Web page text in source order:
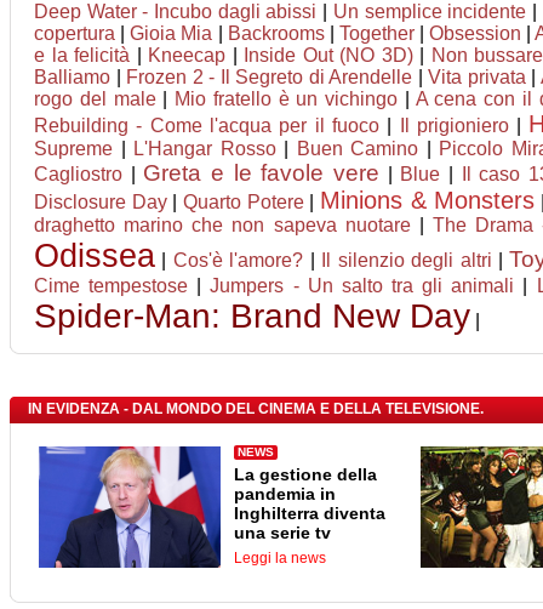
Deep Water - Incubo dagli abissi Un semplice incidente
copertura |Gioia Mia Backrooms| Together|Obsession |
e la felicità
Kneecap Inside Out (NO 3D)|
Non
Balliamo
Frozen 2 - Il Segreto di Arendelle |Vita privata
rogo del male| Mio fratello è un vichingo
A cena con il
Rebuilding - Come l'acqua per il fuoco| Il prigioniero|
Supreme L'Hangar Rosso| Buen Camino
Piccolo
Cagliostro
Greta e le favole vere Blue
Il caso
Disclosure Day|Quarto Potere| Minions & Monsters
draghetto marino che non sapeva nuotare| The Drama
Odissea Cos'è l'amore? Il silenzio degli altri |
Cime tempestose |Jumpers - Un salto tra gli animali
Spider-Man: Brand New Day
IN EVIDENZA - DAL MONDO DEL CINEMA E DELLA TELEVISIONE.
NEWS
La gestione della
pandemia in
Inghilterra diventa
una serie tv
Leggi la news